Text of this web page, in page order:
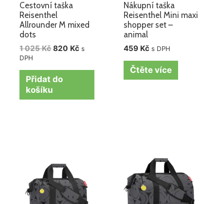
Cestovní taška
Reisenthel
Allrounder M mixed
dots
1 025Kč 820 Kč s
DPH
Přidat do
košíku
Nákupní taška
Reisenthel Mini maxi
shopper set –
animal
459 Kč s DPH
Čtěte více